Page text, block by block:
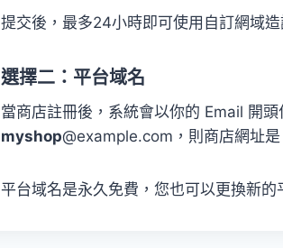
提交後，最多24小時即可使用自訂網域造
選擇二：平台域名
當商店註冊後，系統會以你的 Email 開
myshop@example.com，則商店網址是
平台域名是永久免費，您也可以更換新的